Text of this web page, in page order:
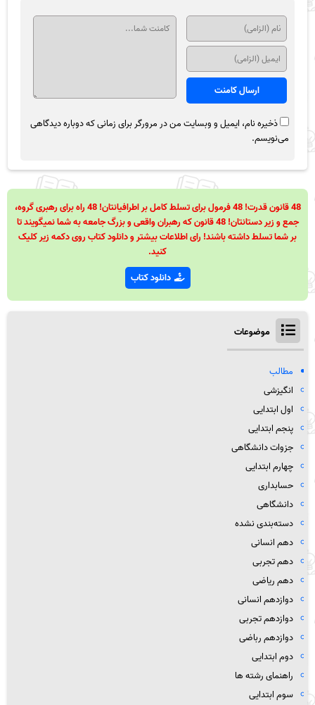
ذخیره نام، ایمیل و وبسایت من در مرورگر برای زمانی که دوباره دیدگاهی
می‌نویسم.
48 قانون قدرت! 48 فرمول برای تسلط کامل بر اطرافیانتان! 48 راه برای رهبری گروه،
جمع و زیر دستانتان! 48 قانون که رهبران واقعی و بزرگ جامعه به شما نمیگویند تا
بر شما تسلط داشته باشند! رای اطلاعات بیشتر و دانلود کتاب روی دکمه زیر کلیک
کنید.
دانلود کتاب
موضوعات
مطالب
انگیزشی
اول ابتدایی
پنجم ابتدایی
جزوات دانشگاهی
چهارم ابتدایی
حسابداری
دانشگاهی
دسته‌بندی نشده
دهم انسانی
دهم تجربی
دهم ریاضی
دوازدهم انسانی
دوازدهم تجربی
دوازدهم رباضی
دوم ابتدایی
راهنمای رشته ها
سوم ابتدایی